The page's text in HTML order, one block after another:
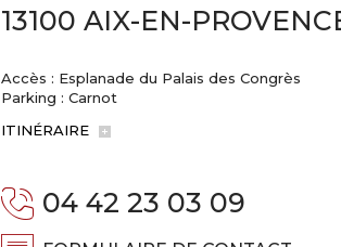
13100 AIX-EN-
Accès : Esplanade du Palais des Congrès
Parking : Carnot
ITINÉRAIRE
04 42 23 03 09